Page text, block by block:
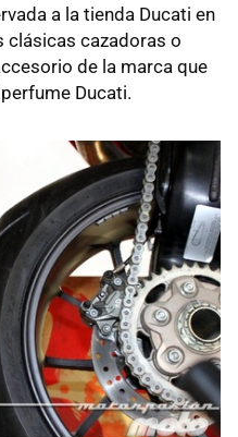
a la tienda Ducati en
clásicas cazadoras o
de la marca que
Ducati.